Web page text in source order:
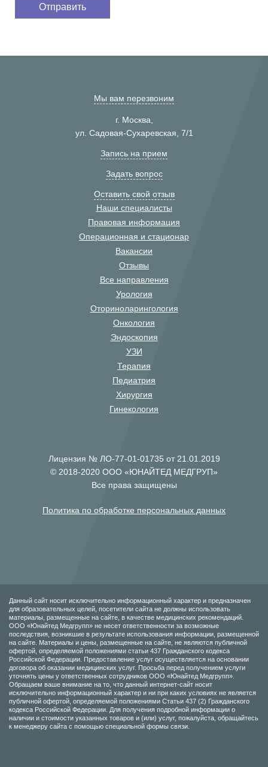
Мы вам перезвоним
г. Москва,
ул. Садовая-Сухаревская, 7/1
Запись на прием
Задать вопрос
Оставить свой отзыв
Наши специалисты
Правовая информация
Операционная и стационар
Вакансии
Отзывы
Все направления
Урология
Оториноларингология
Онкология
Эндоскопия
УЗИ
Терапия
Педиатрия
Хирургия
Гинекология
Лицензия № ЛО-77-01-01735 от 21.01.2019
© 2018-2020 ООО «ЮНАЙТЕД МЕДГРУП»
Все права защищены
Политика по обработке персональных данных
Данный сайт носит исключительно информационный характер и предназначен
для образовательных целей, посетители сайта не должны использовать
материалы, размещенные на сайте, в качестве медицинских рекомендаций.
ООО «Юнайтед Медгрупп» не несет ответственности за возможные
последствия, возникшие в результате использования информации, размещенной
на сайте. Материалы и цены, размещенные на сайте, не являются публичной
офертой, определяемой положениями статьи 437 Гражданского кодекса
Российской Федерации. Предоставление услуг осуществляется на основании
договора об оказании медицинских услуг. Просьба перед получением услуги
уточнять цены у ответственных сотрудников ООО «Юнайтед Медгрупп».
Обращаем ваше внимание на то, что данный интернет-сайт носит
исключительно информационный характер и ни при каких условиях не является
публичной офертой, определяемой положениями Статьи 437 (2) Гражданского
кодекса Российской Федерации. Для получения подробной информации о
наличии и стоимости указанных товаров и (или) услуг, пожалуйста, обращайтесь
к менеджеру сайта с помощью специальной формы связи.